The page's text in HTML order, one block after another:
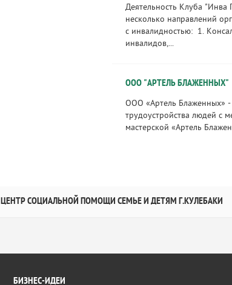
Деятельность Клуба "Инва
несколько направлений
с инвалидностью: 1.
инвалидов,...
ООО "АРТЕЛЬ БЛАЖЕННЫХ"
ООО «Артель Блаженных» -
трудоустройства людей с
мастерской «Артель
ЦЕНТР СОЦИАЛЬНОЙ ПОМОЩИ СЕМЬЕ И ДЕТЯМ Г.КУЛЕБАКИ
БИЗНЕС-ИДЕИ